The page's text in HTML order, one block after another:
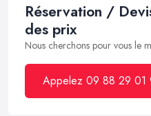
Réservation /
des prix
Nous cherchons pour vous le
Appelez 09 88 29 01